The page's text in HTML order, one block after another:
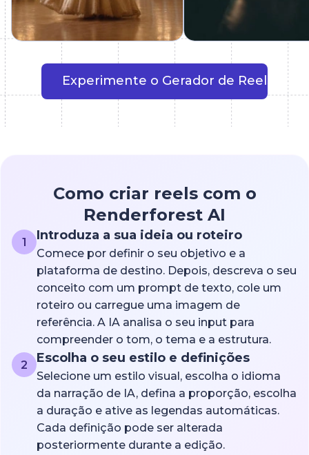
Experimente o Gerador de Reels com
Como criar reels com o
Renderforest AI
1 Introduza a sua ideia ou roteiro
Comece por definir o seu objetivo e a
plataforma de destino. Depois, descreva o seu
conceito com um prompt de texto, cole um
roteiro ou carregue uma imagem de
referência. A IA analisa o seu input para
compreender o tom, o tema e a estrutura.
2
Escolha o seu estilo e definições
Selecione um estilo visual, escolha o idioma
da narração de IA, defina a proporção, escolha
a duração e ative as legendas automáticas.
Cada definição pode ser alterada
posteriormente durante a edição.